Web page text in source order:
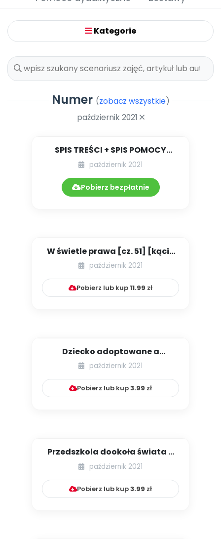
Pomoc
Kategorie
Numer (zobacz wszystkie)
październik 2021
SPIS TREŚCI + SPIS POMOCY
DYDAKTYCZNYCH 10.241/2021
październik 2021
Pobierz bezpłatnie
W świetle prawa [cz. 51] [kącik
eksperta]
październik 2021
Pobierz lub kup11.99 zł
Dziecko adoptowane a
przedszkole – jak
współpracować z ...
październik 2021
Pobierz lub kup3.99 zł
Przedszkola dookoła świata –
Belgia. Przedszkole poloni...
październik 2021
Pobierz lub kup3.99 zł